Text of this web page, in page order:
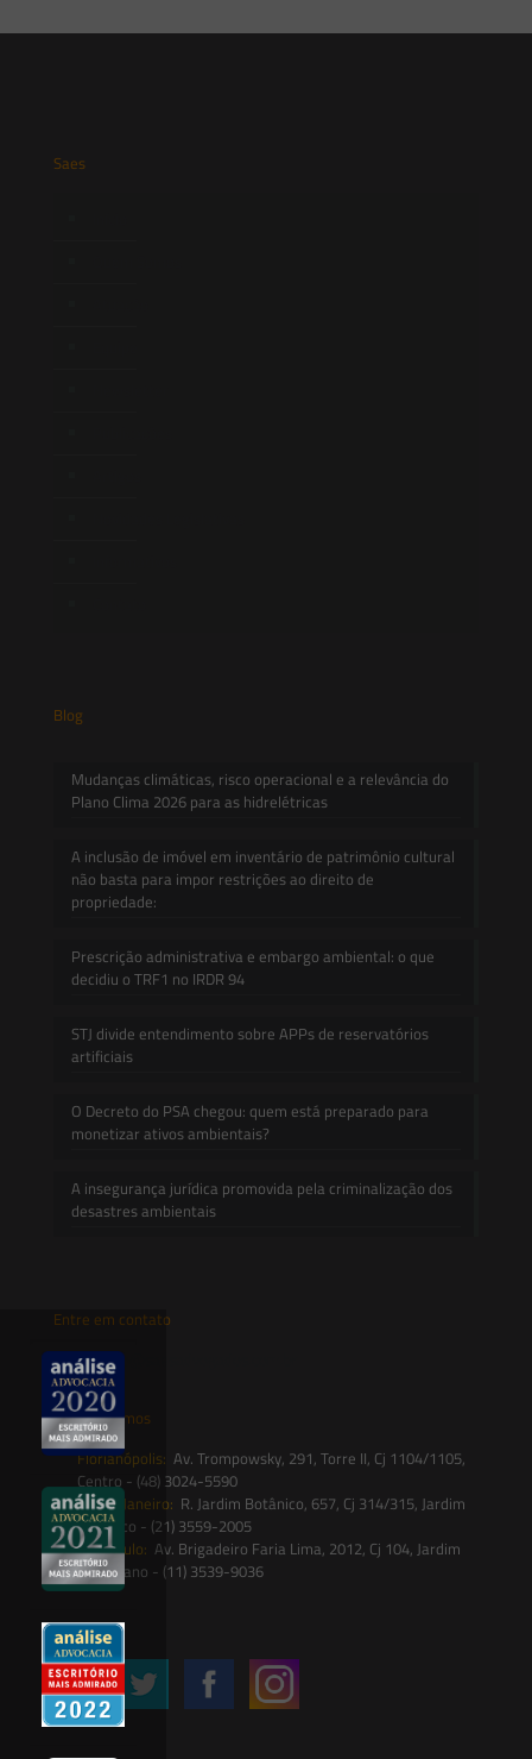
Saes
Blog
Mudanças climáticas, risco operacional e a relevância do
Plano Clima 2026 para as hidrelétricas
A inclusão de imóvel em inventário de patrimônio cultural
não basta para impor restrições ao direito de
propriedade:
Prescrição administrativa e embargo ambiental: o que
decidiu o TRF1 no IRDR 94
STJ divide entendimento sobre APPs de reservatórios
artificiais
O Decreto do PSA chegou: quem está preparado para
monetizar ativos ambientais?
A insegurança jurídica promovida pela criminalização dos
desastres ambientais
Entre em contato
contato@saesadvogados.com.br
Onde estamos
Florianópolis: Av. Trompowsky, 291, Torre II, Cj 1104/1105,
Centro - (48) 3024-5590
Rio de Janeiro: R. Jardim Botânico, 657, Cj 314/315, Jardim
Botânico - (21) 3559-2005
São Paulo: Av. Brigadeiro Faria Lima, 2012, Cj 104, Jardim
Paulistano - (11) 3539-9036
Siga-nos